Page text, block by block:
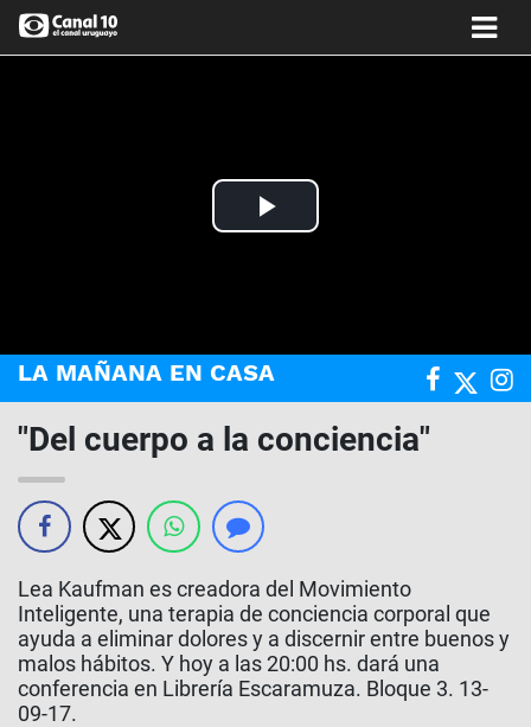
Play
LA MAÑANA EN CASA
"Del cuerpo a la conciencia"
Lea Kaufman es creadora del Movimiento
Inteligente, una terapia de conciencia corporal que
ayuda a eliminar dolores y a discernir entre buenos y
malos hábitos. Y hoy a las 20:00 hs. dará una
conferencia en Librería Escaramuza. Bloque 3. 13-
09-17.